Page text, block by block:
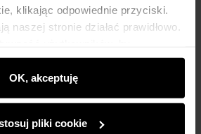
klikając odpowiednie przyciski.
naszej stronie działać prawidłowo.
do ich preferencji treści,
reklamowe informujące o
w e-sklepie. Informacje o tym,
reklamowym i
OK, akceptuję
pliki cookie